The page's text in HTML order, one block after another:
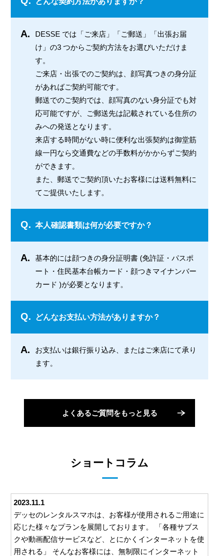
A.
DESSE では「ご来店」「ご郵送」「出張お届
け」の3 つからご契約方法をお選びいただけま
す。
ご来店・出張でのご契約は、顔写真つきの身分証
があればご契約可能です。
郵送でのご契約では、顔写真のない身分証でも対
応可能ですが、ご郵送先は記載されている住所の
みへの発送となります。
来店する時間がない時に便利な出張契約は御堂筋
線一円なら交通費などの手数料がかからずご契約
ができます。
また、郵送でご契約頂いたお客様には送料無料に
てご提供いたします。
Q. 本人確認書類は何が必要ですか？
A.
基本的には顔つきの身分証明書 (免許証・パスポ
ート・住民基本台帳カード・顔つきマイナンバー
カード )が必要となります。
Q. どんなお支払い方法がありますか？
A.
お支払いは銀行振り込み、またはご来店にて承り
ます。
よくあるご質問をもっと見る
ショートコラム
2023.11.1
デッセのレンタルスマホは、お客様が使用されるご用途に
応じた様々なプランを展開しております。 「各種サブス
クや動画配信サービスなど、とにかくインターネットを使
用される」 そんなお客様には、無制限にインターネット